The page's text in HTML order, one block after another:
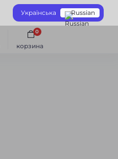
Українська Russian
корзина
0